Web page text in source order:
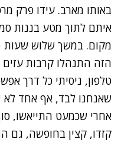
באותו מארב. עידו פרק
איתם לתוך מטע בננות
מקום. במשך שלוש שעות
הזה התנהלו קרבות
טלפון, ניסיתי כל דרך
שאנחנו לבד, אף אחד לא
אחרי שכמעט התייאשו,
קזדו, קצין בחופשה, גם